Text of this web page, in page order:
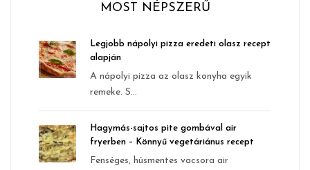
MOST NÉPSZERŰ
Legjobb nápolyi pizza eredeti olasz recept
alapján
A nápolyi pizza az olasz konyha egyik
remeke. S...
Hagymás-sajtos pite gombával air
fryerben – Könnyű vegetáriánus recept
Fenséges, húsmentes vacsora air